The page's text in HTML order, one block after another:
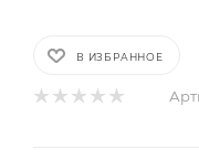
В ИЗБРАННОЕ